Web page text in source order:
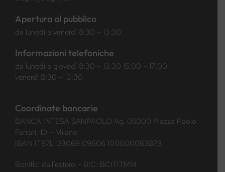
Apertura al pubblico
da lunedì a venerdì 8:30 – 13:30
Informazioni telefoniche
da lunedì a giovedì 8:30 – 13:30 15:00 – 17:00
venerdì 8:30 – 13:30
Coordinate bancarie
BANCA INTESA SANPAOLO Ag. 05000 Piazza Paolo
Ferrari, 10 – Milano
IBAN IT87L 03069 09606 100000063878
Bonifici dall’estero – BIC: BCITITMM